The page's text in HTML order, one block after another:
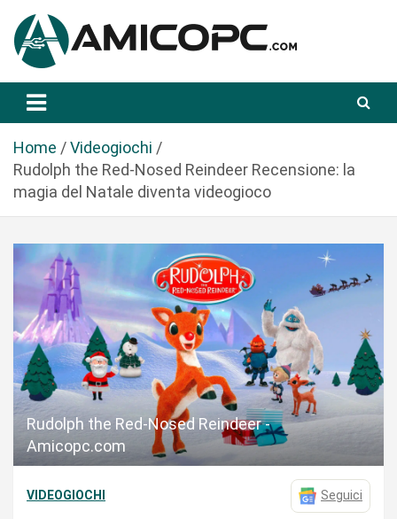
a
Amicopc.com
Home
Videogiochi
Rudolph the Red-Nosed Reindeer Recensione: la
magia del Natale diventa videogioco
Rudolph the Red-Nosed Reindeer -
Amicopc.com
VIDEOGIOCHI Seguici